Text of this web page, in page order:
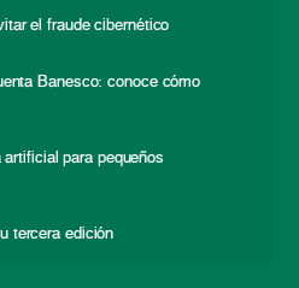
el fraude cibernético
Banesco: conoce cómo
para pequeños
tercera edición